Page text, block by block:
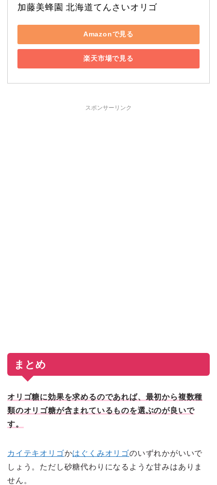
加藤美蜂園 北海道てんさいオリゴ
Amazonで見る
楽天市場で見る
スポンサーリンク
まとめ
オリゴ糖に効果を求めるのであれば、最初から複数種
類のオリゴ糖が含まれているものを選ぶのが良いで
す。
カイテキオリゴかはぐくみオリゴのいずれかがいいで
しょう。ただし砂糖代わりになるような甘みはありま
せん。